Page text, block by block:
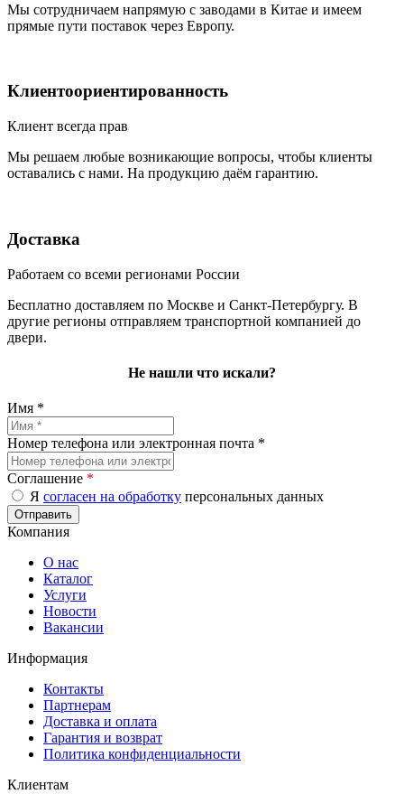
Мы сотрудничаем напрямую с заводами в Китае и имеем
прямые пути поставок через Европу.
Клиентоориентированность
Клиент всегда прав
Мы решаем любые возникающие вопросы, чтобы клиенты
оставались с нами. На продукцию даём гарантию.
Доставка
Работаем со всеми регионами России
Бесплатно доставляем по Москве и Санкт-Петербургу. В
другие регионы отправляем транспортной компанией до
двери.
Не нашли что искали?
Имя *
Номер телефона или электронная почта *
Соглашение *
Я согласен на обработку персональных данных
Компания
О нас
Каталог
Услуги
Новости
Вакансии
Информация
Контакты
Партнерам
Доставка и оплата
Гарантия и возврат
Политика конфиденциальности
Клиентам